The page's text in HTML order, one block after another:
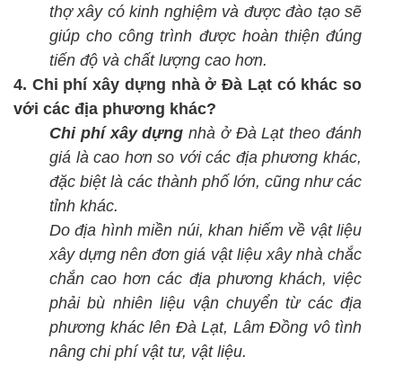
thợ xây có kinh nghiệm và được đào tạo sẽ
giúp cho công trình được hoàn thiện đúng
tiến độ và chất lượng cao hơn.
4. Chi phí xây dựng nhà ở Đà Lạt có khác so
với các địa phương khác?
Chi phí xây dựng nhà ở Đà Lạt theo đánh
giá là cao hơn so với các địa phương khác,
đặc biệt là các thành phố lớn, cũng như các
tỉnh khác.
Do địa hình miền núi, khan hiếm về vật liệu
xây dựng nên đơn giá vật liệu xây nhà chắc
chắn cao hơn các địa phương khách, việc
phải bù nhiên liệu vận chuyển từ các địa
phương khác lên Đà Lạt, Lâm Đồng vô tình
nâng chi phí vật tư, vật liệu.